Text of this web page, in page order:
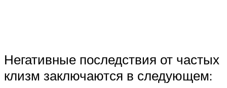
Негативные последствия от частых
клизм заключаются в следующем: